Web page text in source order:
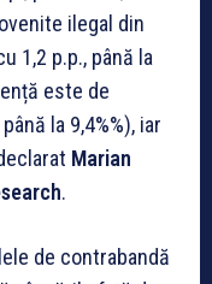
ilegal din
1,2 p.p., până la
este de
la 9,4%%), iar
Marian
.
de contrabandă